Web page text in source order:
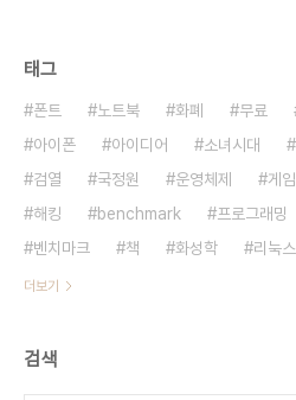
태그
폰트 노트북 화폐 무료
아이폰
아이디어 소녀시대
검열
국정원 운영체제 게임
해킹
benchmark 프로그래밍
벤치마크
책 화성학 리눅스
더보기
검색